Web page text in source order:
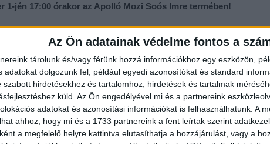
Az Ön adatainak védelme fontos a
tárolunk és/vagy férünk hozzá információkhoz egy eszközön,
adatokat dolgozunk fel, például egyedi azonosítókat és standard
szabott hirdetésekhez és tartalomhoz, hirdetések és tartalmak
küld. Az Ön engedélyével mi és a partnereink
adatokat és azonosítási információkat is felhasználhatunk. A
ahhoz, hogy mi és a 1733 partnereink a fent leírtak szerint
a megfelelő helyre kattintva elutasíthatja a hozzájárulást, vagy a
1-jén 17:00 órakor az Apolló Mozi Soós Imre termében!
helyek száma korlátozott, ezért kérünk, regisztrálj időben: